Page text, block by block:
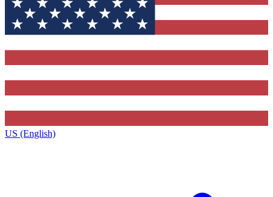
US (English)